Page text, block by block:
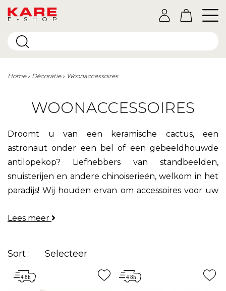
E-SHOP
Home Décoratie Woonaccessoires
WOONACCESSOIRES
Droomt u van een keramische cactus, een
astronaut onder een bel of een gebeeldhouwde
antilopekop? Liefhebbers van standbeelden,
snuisterijen en andere chinoiserieën, welkom in het
paradijs! Wij houden ervan om accessoires voor uw
onzedecoratieve voorwerpen
Lees meer
Sort : Selecteer